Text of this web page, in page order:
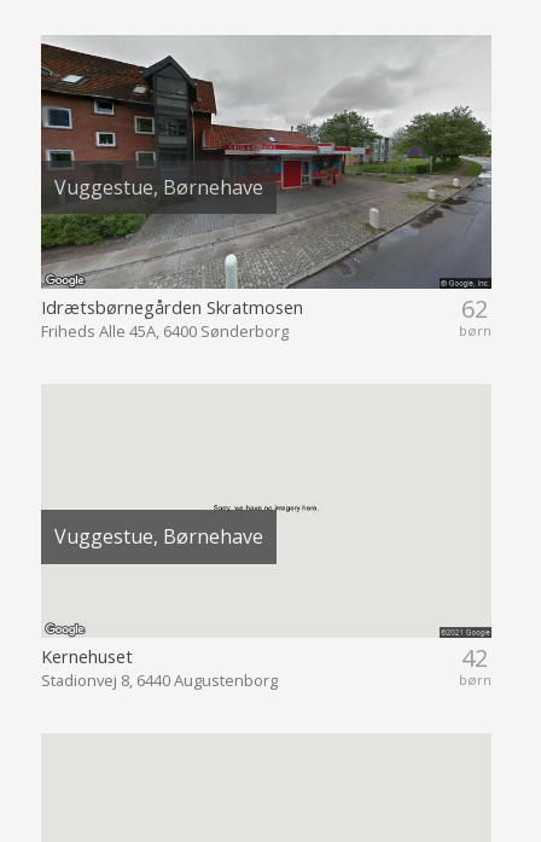
Vuggestue, Børnehave
62
børn
Idrætsbørnegården Skratmosen
Friheds Alle 45A, 6400 Sønderborg
Vuggestue, Børnehave
42
børn
Kernehuset
Stadionvej 8, 6440 Augustenborg